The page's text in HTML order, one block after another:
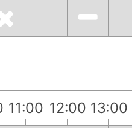
11:00 12:00 13:00